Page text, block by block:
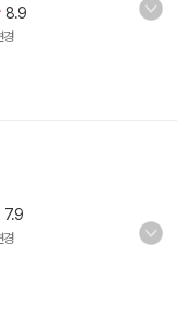
8.9
경
7.9
경